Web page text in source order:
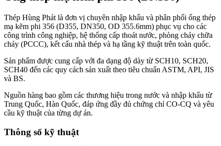
Thép Hùng Phát là đơn vị chuyên nhập khẩu và phân phối ống thép
mạ kẽm phi 356 (D355, DN350, OD 355.6mm) phục vụ cho các
công trình công nghiệp, hệ thống cấp thoát nước, phòng cháy chữa
cháy (PCCC), kết cấu nhà thép và hạ tầng kỹ thuật trên toàn quốc.
Sản phẩm được cung cấp với đa dạng độ dày từ SCH10, SCH20,
SCH40 đến các quy cách sản xuất theo tiêu chuẩn ASTM, API, JIS
và BS.
Nguồn hàng bao gồm các thương hiệu trong nước và nhập khẩu từ
Trung Quốc, Hàn Quốc, đáp ứng đầy đủ chứng chỉ CO-CQ và yêu
cầu kỹ thuật của từng dự án.
Thông số kỹ thuật